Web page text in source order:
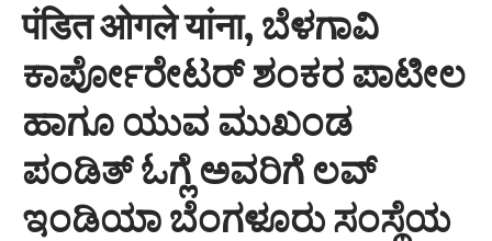
पंडित ओगले यांना, ಬೆಳಗಾವಿ
ಕಾರ್ಪೋರೇಟರ್ ಶಂಕರ ಪಾಟೀಲ
ಹಾಗೂ ಯುವ ಮುಖಂಡ
ಪಂಡಿತ್ ಓಗ್ಲೆ ಅವರಿಗೆ ಲವ್
ಇಂಡಿಯಾ ಬೆಂಗಳೂರು ಸಂಸ್ಥೆಯ